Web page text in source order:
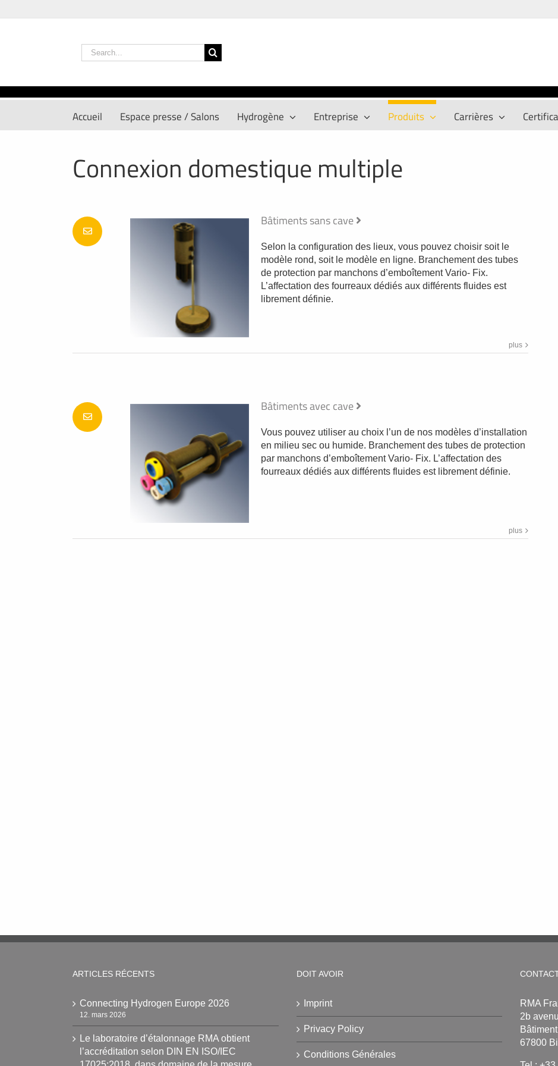
to
Search
for:
Accueil Espace presse / Salons Hydrogène Entreprise Produits Carrières
Connexion domestique multiple
Bâtiments sans cave
Selon la configuration des lieux, vous pouvez choisir soit le
modèle rond, soit le modèle en ligne. Branchement des tubes
de protection par manchons d’emboîtement Vario- Fix.
L’affectation des fourreaux dédiés aux différents fluides est
librement définie.
plus
Bâtiments avec cave
Vous pouvez utiliser au choix l’un de nos modèles d’installation
en milieu sec ou humide. Branchement des tubes de protection
par manchons d’emboîtement Vario- Fix. L’affectation des
fourreaux dédiés aux différents fluides est librement définie.
plus
ARTICLES RÉCENTS
Connecting Hydrogen Europe 2026
12. mars 2026
Le laboratoire d’étalonnage RMA obtient
l’accréditation selon DIN EN ISO/IEC
DOIT AVOIR
Imprint
Privacy Policy
Conditions Générales
RMA
2b
67800